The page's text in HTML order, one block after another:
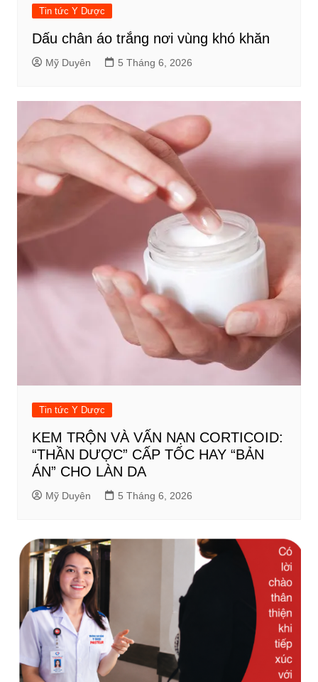
Tin tức Y Dược
Dấu chân áo trắng nơi vùng khó khăn
Mỹ Duyên 5 Tháng 6, 2026
Tin tức Y Dược
KEM TRỘN VÀ VẤN NẠN CORTICOID:
“THẦN DƯỢC” CẤP TỐC HAY “BẢN
ÁN” CHO LÀN DA
Mỹ Duyên 5 Tháng 6, 2026